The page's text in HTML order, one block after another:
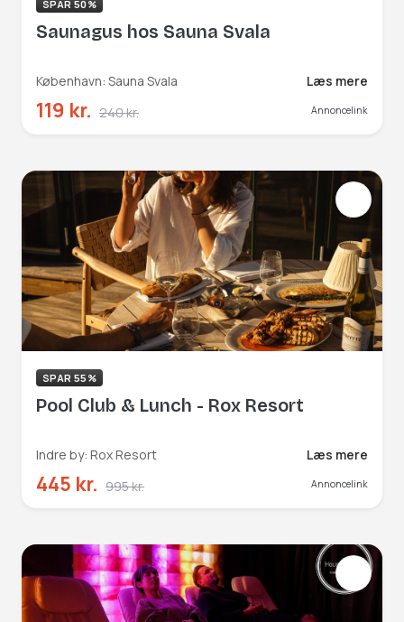
SPAR 50%
Saunagus hos Sauna Svala
København: Sauna Svala Læs mere
119 kr. 240 kr. Annoncelink
SPAR 55%
Pool Club & Lunch - Rox Resort
Indre by: Rox Resort Læs mere
445 kr. 995 kr. Annoncelink